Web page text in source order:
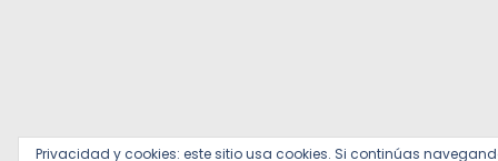
Privacidad y cookies: este sitio usa cookies. Si continúas